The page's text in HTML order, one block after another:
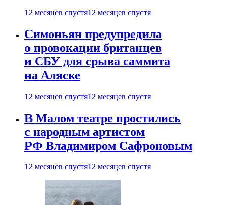
12 месяцев спустя12 месяцев спустя
Симоньян предупредила
о провокации британцев
и СБУ для срыва саммита
на Аляске
12 месяцев спустя12 месяцев спустя
В Малом театре простились
с народным артистом
РФ Владимиром Сафроновым
12 месяцев спустя12 месяцев спустя